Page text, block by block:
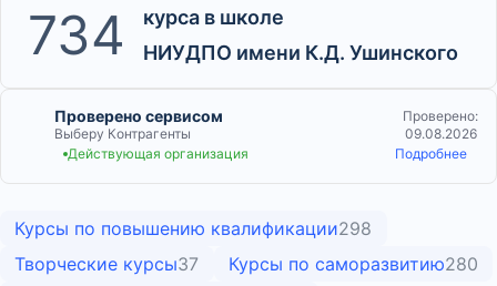
734
курса в школе
НИУДПО имени К.Д. Ушинского
Проверено сервисом
Выберу Контрагенты
Проверено:
09.08.2026
Действующая организация
Подробнее
Курсы по повышению квалификации298
Творческие курсы37 Курсы по саморазвитию280